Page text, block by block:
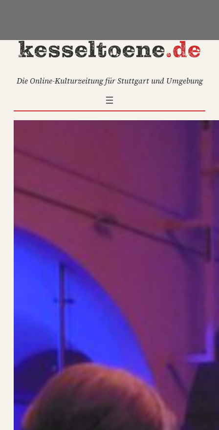
Die Online-Kulturzeitung für Stuttgart und Umgebung